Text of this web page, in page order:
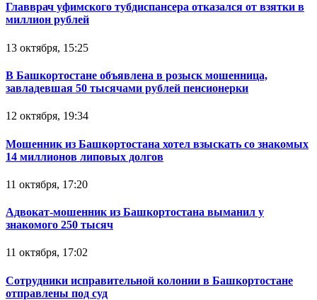
Главврач уфимского тубдиспансера отказался от взятки в
миллион рублей
13 октября, 15:25
В Башкортостане объявлена в розыск мошенница,
завладевшая 50 тысячами рублей пенсионерки
12 октября, 19:34
Мошенник из Башкортостана хотел взыскать со знакомых
14 миллионов липовых долгов
11 октября, 17:20
Адвокат-мошенник из Башкортостана выманил у
знакомого 250 тысяч
11 октября, 17:02
Сотрудники исправительной колонии в Башкортостане
отправлены под суд